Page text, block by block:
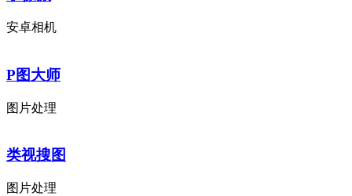
安卓相机
P图大师
图片处理
类视搜图
图片处理